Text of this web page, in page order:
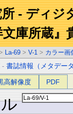
- ディジ
文庫所蔵』
La-69 > V-1 > カラー画
-書誌情報（メタデー
高解像度 PDF
ル